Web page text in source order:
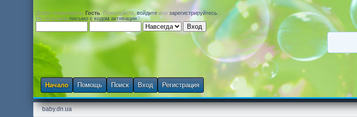
Добро пожаловать,Гость . Пожалуйста,войдите илизарегистрируйтесь
Не получилиписьмо с кодом активации?
Начало Помощь Поиск Вход Регистрация
baby.dn.ua